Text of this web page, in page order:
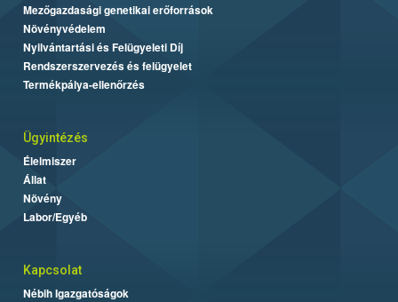
Mezőgazdasági genetikai erőforrások
Növényvédelem
Nyilvántartási és Felügyeleti Díj
Rendszerszervezés és felügyelet
Termékpálya-ellenőrzés
Ügyintézés
Élelmiszer
Állat
Növény
Labor/Egyéb
Kapcsolat
Nébih Igazgatóságok